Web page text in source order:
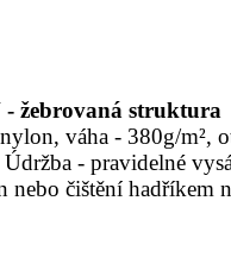
žebrovaná struktura
váha - 380g/m²,
- pravidelné
nebo čištění hadříkem